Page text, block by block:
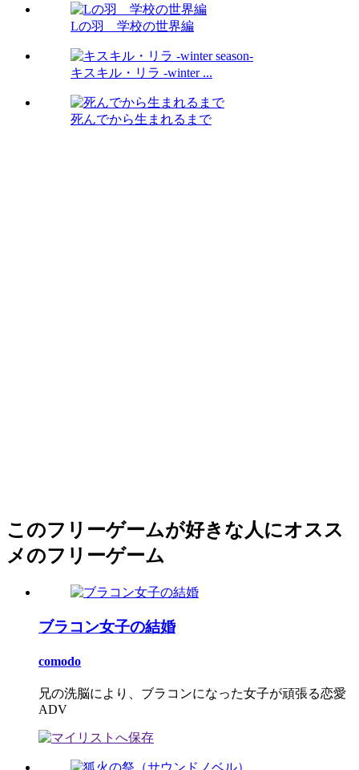
Lの羽 学校の世界編
キスキル・リラ -winter ...
死んでから生まれるまで
このフリーゲームが好きな人にオスス
メのフリーゲーム
ブラコン女子の結婚
comodo
兄の洗脳により、ブラコンになった女子が頑張る恋愛
ADV